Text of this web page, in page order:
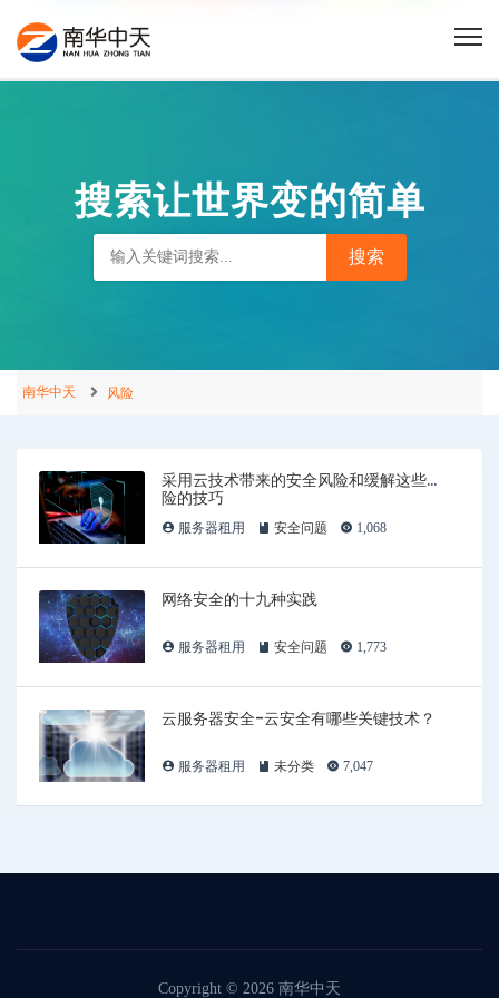
搜索让世界变的简单
南华中天 风险
采用云技术带来的安全风险和缓解这些风
险的技巧
服务器租用 安全问题 1,068
网络安全的十九种实践
服务器租用 安全问题 1,773
云服务器安全-云安全有哪些关键技术？
服务器租用 未分类 7,047
Copyright © 2026 南华中天